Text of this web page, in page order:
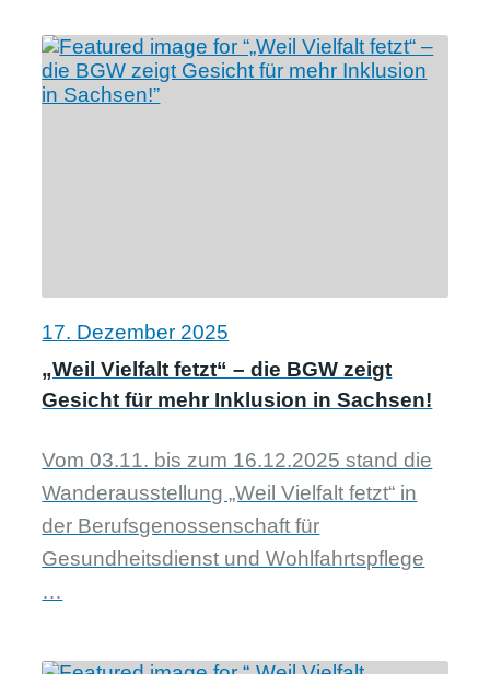
17. Dezember 2025
„Weil Vielfalt fetzt“ – die BGW zeigt
Gesicht für mehr Inklusion in Sachsen!
Vom 03.11. bis zum 16.12.2025 stand die
Wanderausstellung „Weil Vielfalt fetzt“ in
der Berufsgenossenschaft für
Gesundheitsdienst und Wohlfahrtspflege
…